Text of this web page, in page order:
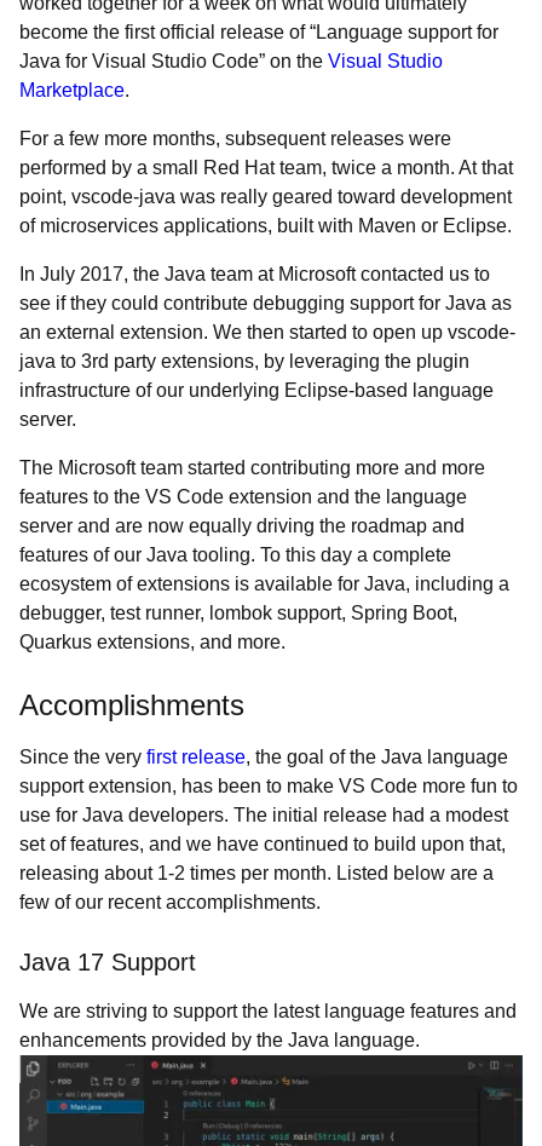
become the first official release of “Language support for
Java for Visual Studio Code” on the Visual Studio
Marketplace.
For a few more months, subsequent releases were
performed by a small Red Hat team, twice a month. At that
point, vscode-java was really geared toward development
of microservices applications, built with Maven or Eclipse.
In July 2017, the Java team at Microsoft contacted us to
see if they could contribute debugging support for Java as
an external extension. We then started to open up vscode-
java to 3rd party extensions, by leveraging the plugin
infrastructure of our underlying Eclipse-based language
server.
The Microsoft team started contributing more and more
features to the VS Code extension and the language
server and are now equally driving the roadmap and
features of our Java tooling. To this day a complete
ecosystem of extensions is available for Java, including a
debugger, test runner, lombok support, Spring Boot,
Quarkus extensions, and more.
Accomplishments
Since the very first release, the goal of the Java language
support extension, has been to make VS Code more fun to
use for Java developers. The initial release had a modest
set of features, and we have continued to build upon that,
releasing about 1-2 times per month. Listed below are a
few of our recent accomplishments.
Java 17 Support
We are striving to support the latest language features and
enhancements provided by the Java language.